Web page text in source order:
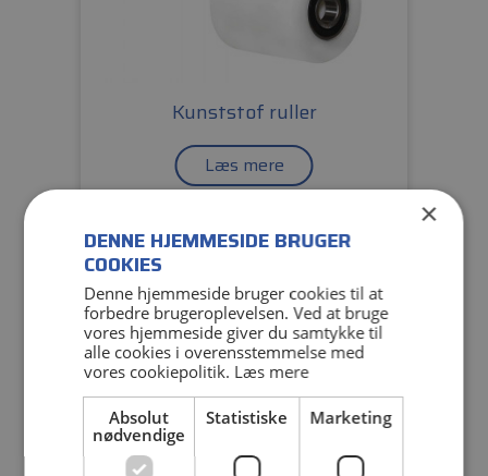
Kunststof ruller
Læs mere
×
DENNE HJEMMESIDE BRUGER
COOKIES
Denne hjemmeside bruger cookies til at
forbedre brugeroplevelsen. Ved at bruge
vores hjemmeside giver du samtykke til
alle cookies i overensstemmelse med
vores cookiepolitik. Læs mere
Absolut
nødvendige
Statistiske Marketing